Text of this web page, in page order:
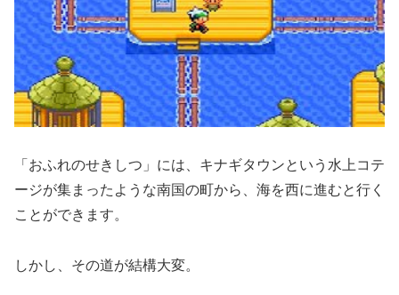
「おふれのせきしつ」には、キナギタウンという水上コテ
ージが集まったような南国の町から、海を西に進むと行く
ことができます。
しかし、その道が結構大変。